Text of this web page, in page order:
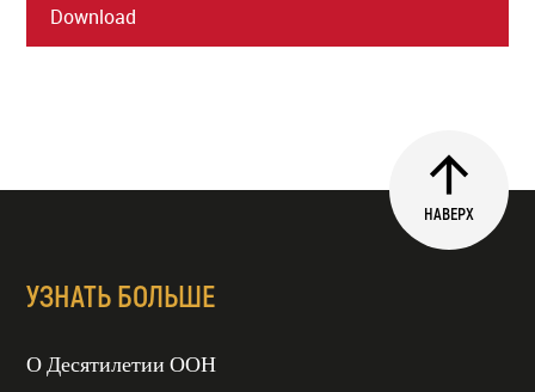
Download
НАВЕРХ
УЗНАТЬ БОЛЬШЕ
О Десятилетии ООН